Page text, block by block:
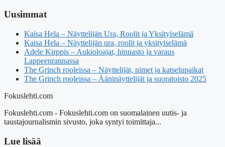
Uusimmat
Kaisa Hela – Näyttelijän Ura, Roolit ja Yksityiselämä
Kaisa Hela – Näyttelijän ura, roolit ja yksityiselämä
Adele Kirppis – Aukioloajat, hinnasto ja varaus
Lappeenrannassa
The Grinch rooleissa – Näyttelijät, nimet ja katselupaikat
The Grinch rooleissa – Ääninäyttelijät ja suoratoisto 2025
Fokuslehti.com
Fokuslehti.com - Fokuslehti.com on suomalainen uutis- ja
taustajournalismin sivusto, joka syntyi toimittaja...
Lue lisää